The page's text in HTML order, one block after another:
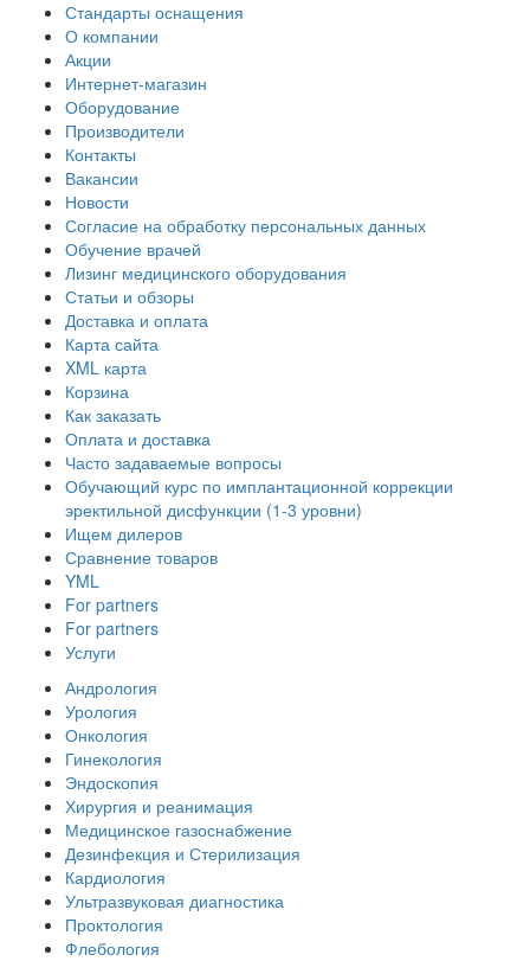
Стандарты оснащения
О компании
Акции
Интернет-магазин
Оборудование
Производители
Контакты
Вакансии
Новости
Согласие на обработку персональных данных
Обучение врачей
Лизинг медицинского оборудования
Статьи и обзоры
Доставка и оплата
Карта сайта
XML карта
Корзина
Как заказать
Оплата и доставка
Часто задаваемые вопросы
Обучающий курс по имплантационной коррекции
эректильной дисфункции (1-3 уровни)
Ищем дилеров
Сравнение товаров
YML
For partners
For partners
Услуги
Андрология
Урология
Онкология
Гинекология
Эндоскопия
Хирургия и реанимация
Медицинское газоснабжение
Дезинфекция и Стерилизация
Кардиология
Ультразвуковая диагностика
Проктология
Флебология